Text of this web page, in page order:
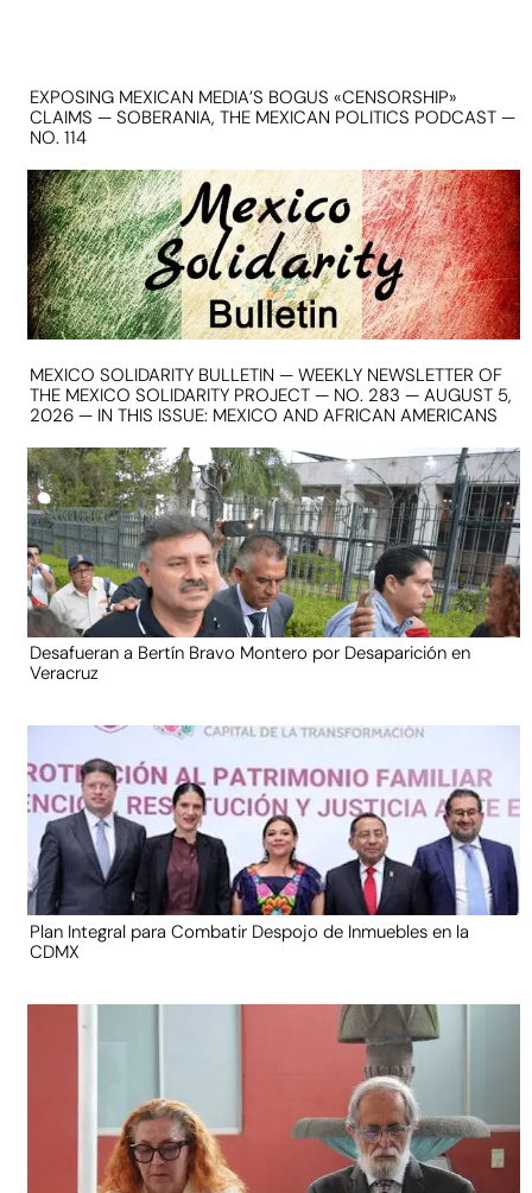
EXPOSING MEXICAN MEDIA’S BOGUS «CENSORSHIP»
CLAIMS — SOBERANIA, THE MEXICAN POLITICS PODCAST —
NO. 114
MEXICO SOLIDARITY BULLETIN — WEEKLY NEWSLETTER OF
THE MEXICO SOLIDARITY PROJECT — NO. 283 — AUGUST 5,
2026 — IN THIS ISSUE: MEXICO AND AFRICAN AMERICANS
Desafueran a Bertín Bravo Montero por Desaparición en
Veracruz
Plan Integral para Combatir Despojo de Inmuebles en la
CDMX